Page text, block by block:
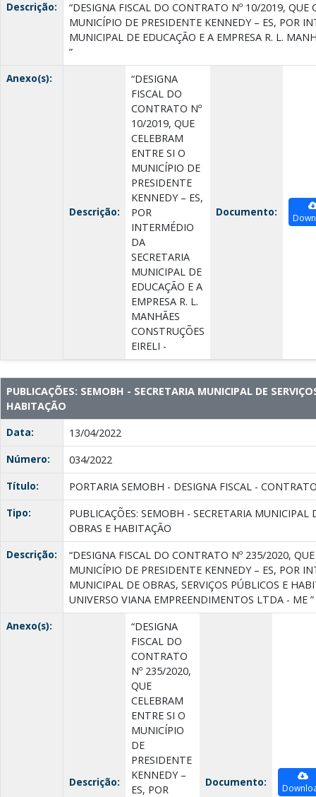
Descrição:
“DESIGNA FISCAL DO CONTRATO Nº 10/2019, QUE
MUNICÍPIO DE PRESIDENTE KENNEDY – ES, POR
MUNICIPAL DE EDUCAÇÃO E A EMPRESA R. L.
”
Anexo(s):
Descrição:
“DESIGNA
FISCAL DO
CONTRATO Nº
10/2019, QUE
CELEBRAM
ENTRE SI O
MUNICÍPIO DE
PRESIDENTE
KENNEDY – ES,
POR
INTERMÉDIO
DA
SECRETARIA
MUNICIPAL DE
EDUCAÇÃO E A
EMPRESA R. L.
MANHÃES
CONSTRUÇÕES
EIRELI -
Documento:
PUBLICAÇÕES: SEMOBH - SECRETARIA MUNICIPAL DE
HABITAÇÃO
Data:
13/04/2022
Número:
034/2022
Título:
PORTARIA SEMOBH - DESIGNA FISCAL -
Tipo:
PUBLICAÇÕES: SEMOBH - SECRETARIA MUNICIPAL
OBRAS E HABITAÇÃO
Descrição:
“DESIGNA FISCAL DO CONTRATO Nº 235/2020,
MUNICÍPIO DE PRESIDENTE KENNEDY – ES, POR
MUNICIPAL DE OBRAS, SERVIÇOS PÚBLICOS E
UNIVERSO VIANA EMPREENDIMENTOS LTDA - ME ”
Anexo(s):
Descrição:
“DESIGNA
FISCAL DO
CONTRATO
Nº 235/2020,
QUE
CELEBRAM
ENTRE SI O
MUNICÍPIO
DE
PRESIDENTE
KENNEDY –
ES, POR
Documento: